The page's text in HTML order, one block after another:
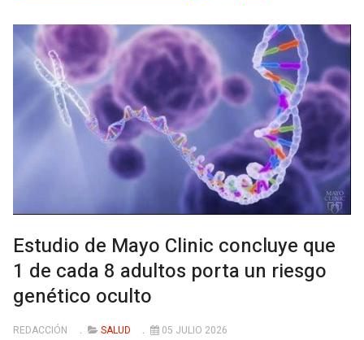
Estudio de Mayo Clinic concluye que
1 de cada 8 adultos porta un riesgo
genético oculto
REDACCIÓN SALUD 05 JULIO 2026